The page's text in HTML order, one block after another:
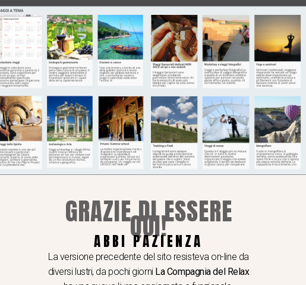
GRAZIE DI ESSERE
QUI!
ABBI PAZIENZA
La versione precedente del sito resisteva on-line da
diversi lustri, da pochi giorni La Compagnia del Relax